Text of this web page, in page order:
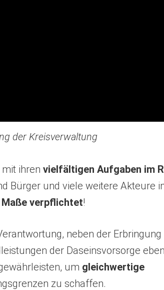
der Kreisverwaltung
ihren vielfältigen Aufgaben im
Bürger und viele weitere Akteure
Maße verpflichtet!
neben der
der Daseinsvorsorge
um gleichwertige
zu schaffen.